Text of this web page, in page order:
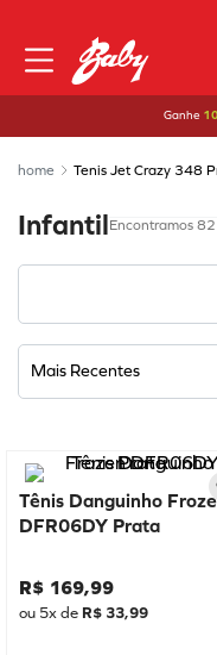
Ganhe
Tenis Jet Crazy 348
Infantil 82
Mais Recentes
Tênis Danguinho
DFR06DY Prata
R$ 169,99
ou 5x de R$ 33,99